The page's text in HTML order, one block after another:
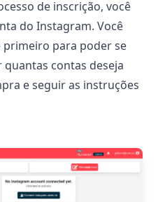
de inscrição, você
do Instagram. Você
para poder se
quantas contas deseja
e seguir as instruções